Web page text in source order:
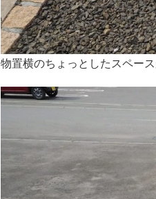
物置横のちょっとしたスペー